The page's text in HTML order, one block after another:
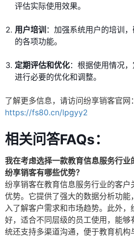
评估实际使用效果。
用户培训 ：加强系统用户的培训
的各项功能。
定期评估和优化：根据使用情况
进行必要的优化和调整。
了解更多信息，请访问纷享销客官网：
https://fs80.cn/lpgyy2
相关问答FAQs：
我在考虑选择一款教育信息服务行业
纷享销客有哪些优势？
纷享销客在教育信息服务行业的客户
优势。它提供了强大的数据分析功能
入了解客户需求和市场趋势。此外，
好，适合不同层级的员工使用，能够
统还支持多渠道沟通，便于教育机构